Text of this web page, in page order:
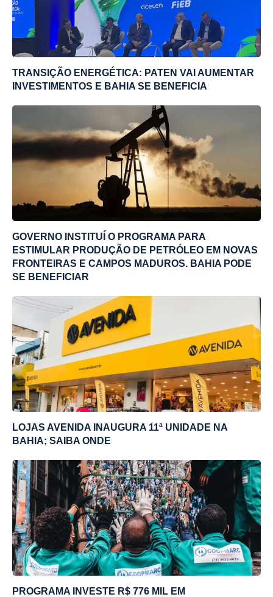
TRANSIÇÃO ENERGÉTICA: PATEN VAI AUMENTAR
INVESTIMENTOS E BAHIA SE BENEFICIA
GOVERNO INSTITUÍ O PROGRAMA PARA
ESTIMULAR PRODUÇÃO DE PETRÓLEO EM NOVAS
FRONTEIRAS E CAMPOS MADUROS. BAHIA PODE
SE BENEFICIAR
LOJAS AVENIDA INAUGURA 11ª UNIDADE NA
BAHIA; SAIBA ONDE
PROGRAMA INVESTE R$ 776 MIL EM